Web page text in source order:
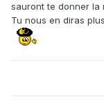
sauront te donner la
Tu nous en diras